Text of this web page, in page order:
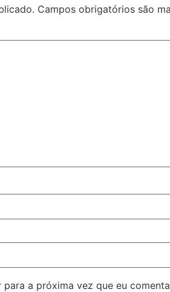
Campos obrigatórios são
a próxima vez que eu